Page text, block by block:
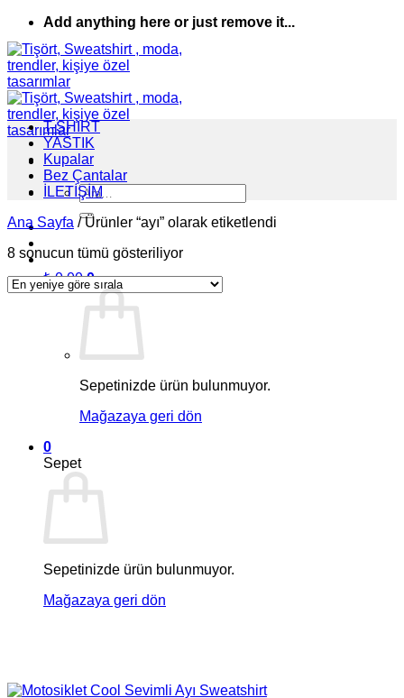
İçeriğeAdd anything here or just remove it...
Ara:
₺0,00 0
Sepetinizde ürün bulunmuyor.
Mağazaya geri dön
0
Sepet
Sepetinizde ürün bulunmuyor.
Mağazaya geri dön
T-SHIRT
YASTIK
Kupalar
Bez Çantalar
İLETİŞİM
Ana Sayfa /Ürünler “ayı” olarak etiketlendi
8 sonucun tümü gösteriliyorEn
göre